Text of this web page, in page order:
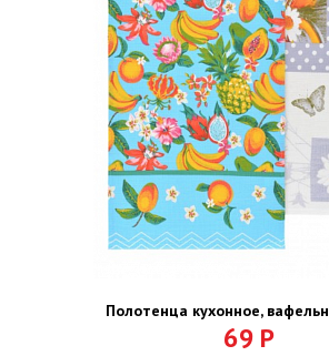
Полотенца кухонное,
69 Р